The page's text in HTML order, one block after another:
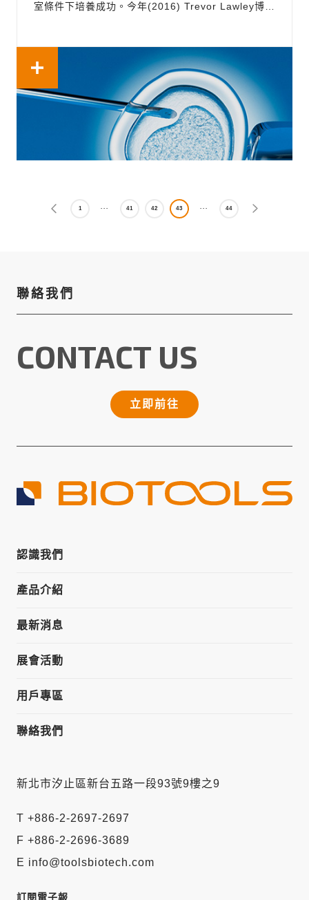
室條件下培養成功。今年(2016) Trevor Lawley博士
現，小編整理出來和大家分享:說起人類腸道微生物，
以往的觀念是牠們喜歡養...
1 41 42 43 44
聯絡我們
CONTACT US
立即前往
新北市汐止區新台五路一段93號9樓之9
T +886-2-2697-2697
F +886-2-2696-3689
E info@toolsbiotech.com
認識我們
產品介紹
最新消息
展會活動
用戶專區
聯絡我們
訂閱電子報